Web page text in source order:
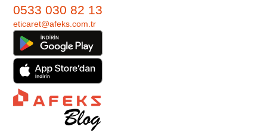
0533 030 82 13
eticaret@afeks.com.tr